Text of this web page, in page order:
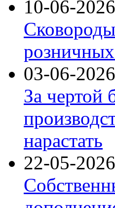
10-06-2026
03-06-2026
За чертой
нарастать
22-05-2026